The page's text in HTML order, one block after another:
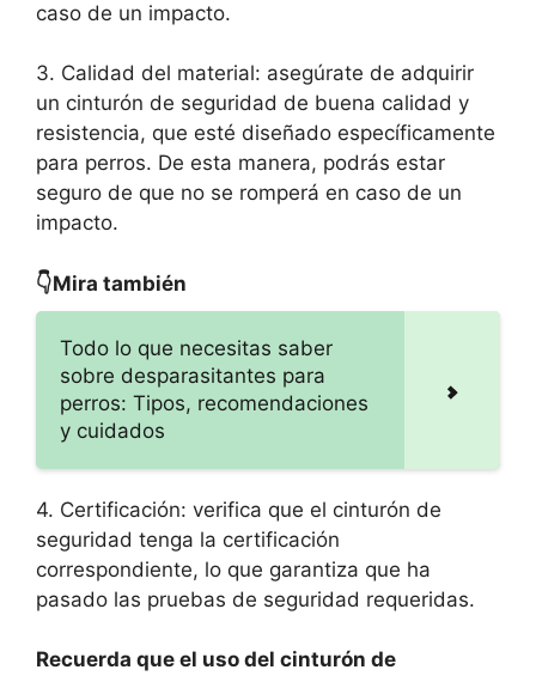
caso de un impacto.
3. Calidad del material: asegúrate de adquirir
un cinturón de seguridad de buena calidad y
resistencia, que esté diseñado específicamente
para perros. De esta manera, podrás estar
seguro de que no se romperá en caso de un
impacto.
👇Mira también
Todo lo que necesitas saber
sobre desparasitantes para
perros: Tipos, recomendaciones
y cuidados
4. Certificación: verifica que el cinturón de
seguridad tenga la certificación
correspondiente, lo que garantiza que ha
pasado las pruebas de seguridad requeridas.
Recuerda que el uso del cinturón de